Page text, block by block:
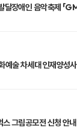
그림공모전 신청 안내